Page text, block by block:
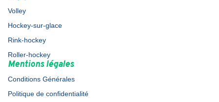
Volley
Hockey-sur-glace
Rink-hockey
Roller-hockey
Mentions légales
Conditions Générales
Politique de confidentialité